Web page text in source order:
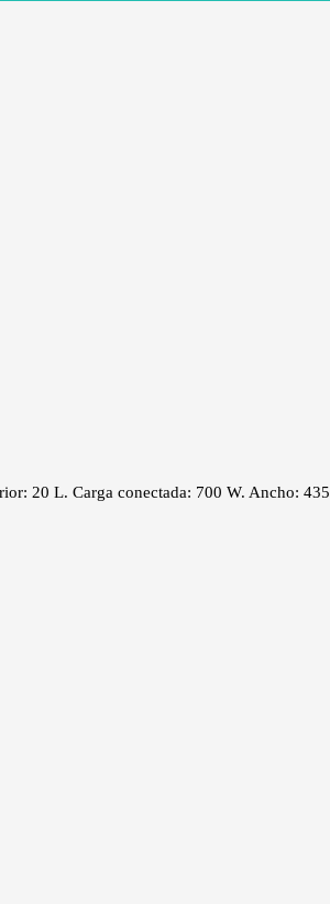
20 L. Carga conectada: 700 W. Ancho: